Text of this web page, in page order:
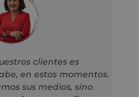
clientes es
en estos momentos.
sus medios, sino